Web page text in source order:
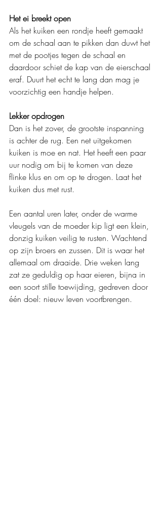
Het ei breekt open
Als het kuiken een rondje heeft gemaakt
om de schaal aan te pikken dan duwt het
met de pootjes tegen de schaal en
daardoor schiet de kap van de eierschaal
eraf. Duurt het echt te lang dan mag je
voorzichtig een handje helpen.
Lekker opdrogen
Dan is het zover, de grootste inspanning
is achter de rug. Een net uitgekomen
kuiken is moe en nat. Het heeft een paar
uur nodig om bij te komen van deze
flinke klus en om op te drogen. Laat het
kuiken dus met rust.
Een aantal uren later, onder de warme
vleugels van de moeder kip ligt een klein,
donzig kuiken veilig te rusten. Wachtend
op zijn broers en zussen. Dit is waar het
allemaal om draaide. Drie weken lang
zat ze geduldig op haar eieren, bijna in
een soort stille toewijding, gedreven door
één doel: nieuw leven voortbrengen.